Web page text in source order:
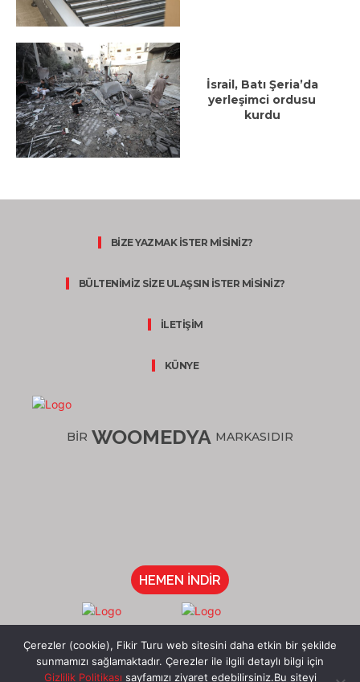
İsrail, Batı Şeria’da
yerleşimci ordusu
kurdu
BİZE YAZMAK İSTER MİSİNİZ?
BÜLTENİMİZ SİZE ULAŞSIN İSTER MİSİNİZ?
İLETİŞİM
KÜNYE
BİR WOOMEDYA MARKASIDIR
HEMEN İNDİR
Çerezler (cookie), Fikir Turu web sitesini daha etkin bir şekilde
sunmamızı sağlamaktadır. Çerezler ile ilgili detaylı bilgi için
Gizlilik Politikası sayfamızı ziyaret edebilirsiniz.Bu siteyi